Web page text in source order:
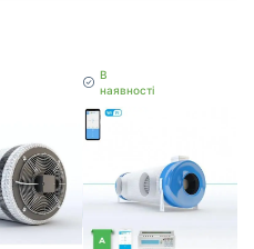
В
наявності